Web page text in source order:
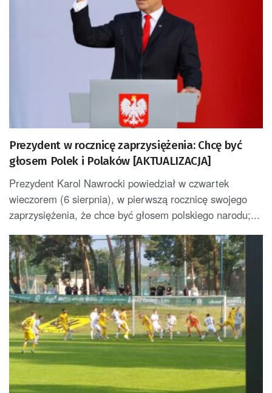
Prezydent w rocznicę zaprzysiężenia: Chcę być
głosem Polek i Polaków [AKTUALIZACJA]
Prezydent Karol Nawrocki powiedział w czwartek
wieczorem (6 sierpnia), w pierwszą rocznicę swojego
zaprzysiężenia, że chce być głosem polskiego narodu;...